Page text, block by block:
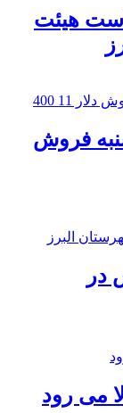
هیئت
فروش
در
می رود